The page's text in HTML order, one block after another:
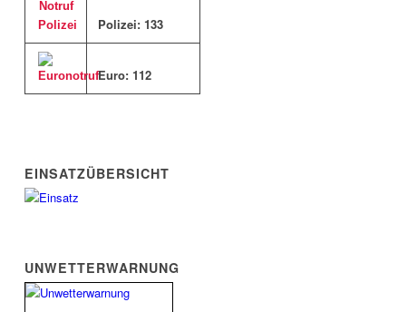
Polizei: 133
Euro: 112
EINSATZÜBERSICHT
UNWETTERWARNUNG